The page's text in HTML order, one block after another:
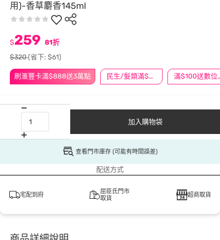
用)-香草麝香145ml
刷滙豐卡滿$888送3萬點 民生/髮類滿$388送舒潔冰巾 滿
$259 81折
$320(省下: $61)
加入購物袋
查看門市庫存 (可能有時間誤差)
配送方式
宅配到府
屈臣氏門市
取貨
超商取貨